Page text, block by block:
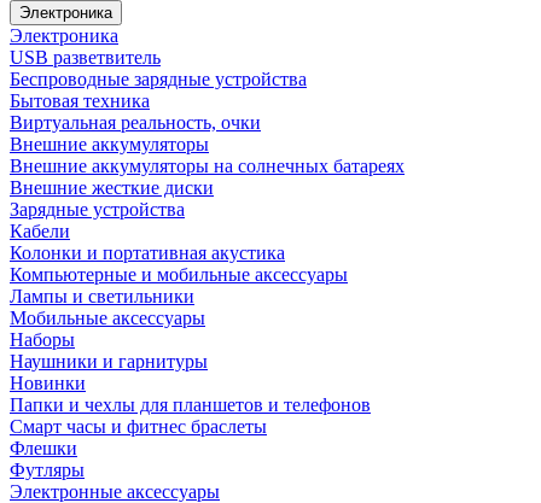
Электроника
Электроника
USB разветвитель
Беспроводные зарядные устройства
Бытовая техника
Виртуальная реальность, очки
Внешние аккумуляторы
Внешние аккумуляторы на солнечных батареях
Внешние жесткие диски
Зарядные устройства
Кабели
Колонки и портативная акустика
Компьютерные и мобильные аксессуары
Лампы и светильники
Мобильные аксессуары
Наборы
Наушники и гарнитуры
Новинки
Папки и чехлы для планшетов и телефонов
Смарт часы и фитнес браслеты
Флешки
Футляры
Электронные аксессуары